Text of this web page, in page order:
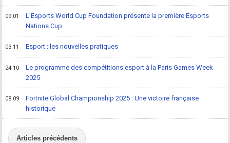
09.01
L'Esports World Cup Foundation présente la première Esports
Nations Cup
03.11 Esport : les nouvelles pratiques
24.10
Le programme des compétitions esport à la Paris Games Week
2025
08.09
Fortnite Global Championship 2025 : Une victoire française
historique
Articles précédents